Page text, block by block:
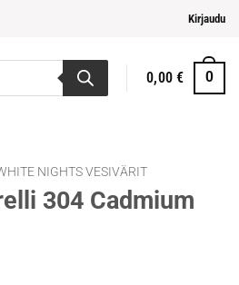
Kirjaudu
0,00€ 0
NIGHTS VESIVÄRIT
304 Cadmium